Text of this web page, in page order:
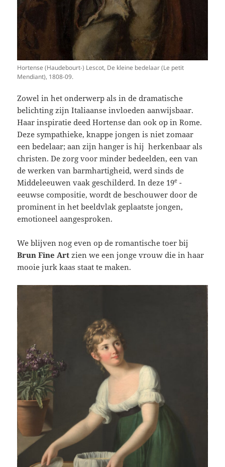
Hortense (Haudebourt-) Lescot, De kleine bedelaar (Le petit
Mendiant), 1808-09.
Zowel in het onderwerp als in de dramatische
belichting zijn Italiaanse invloeden aanwijsbaar.
Haar inspiratie deed Hortense dan ook op in Rome.
Deze sympathieke, knappe jongen is niet zomaar
een bedelaar; aan zijn hanger is hij herkenbaar als
christen. De zorg voor minder bedeelden, een van
de werken van barmhartigheid, werd sinds de
Middeleeuwen vaak geschilderd. In deze 19e -
eeuwse compositie, wordt de beschouwer door de
prominent in het beeldvlak geplaatste jongen,
emotioneel aangesproken.
We blijven nog even op de romantische toer bij
Brun Fine Art zien we een jonge vrouw die in haar
mooie jurk kaas staat te maken.